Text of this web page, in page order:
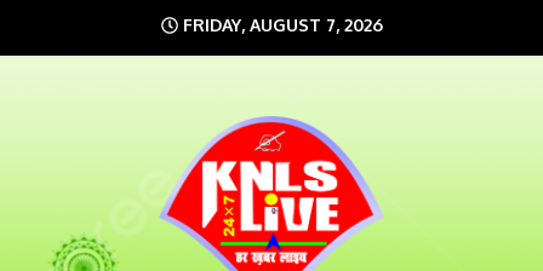
to
FRIDAY, AUGUST 7, 2026